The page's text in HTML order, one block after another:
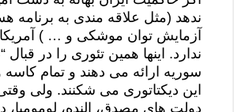
ندهد (مثل علاقه مندی به برنامه
آزمایش توان موشکی و … ) آمریکا
ندارد. اینها همین تئوری را در قبال
سوریه ارائه می دهند و تمام کاسه
این دیکتاتوری می شکنند. ولی
دولت های مصدق، النده، لومومبا،